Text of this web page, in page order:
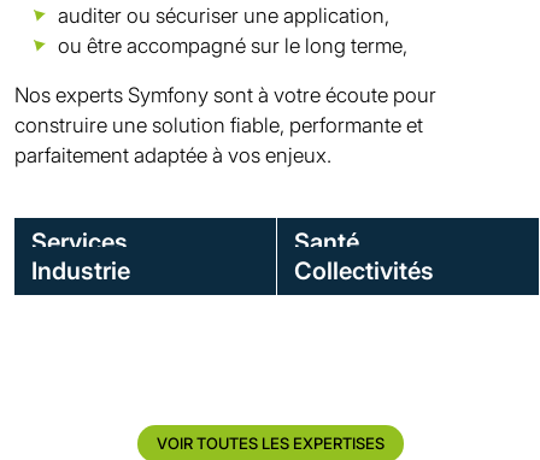
auditer ou sécuriser une application,
ou être accompagné sur le long terme,
Nos experts Symfony sont à votre écoute pour
construire une solution fiable, performante et
parfaitement adaptée à vos enjeux.
Image
Services Image
Santé
Image
Industrie Image
Collectivités
VOIR TOUTES LES EXPERTISES